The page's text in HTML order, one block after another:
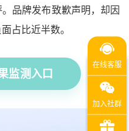
品牌发布致歉声明，却因
占比近半数。
监测入口